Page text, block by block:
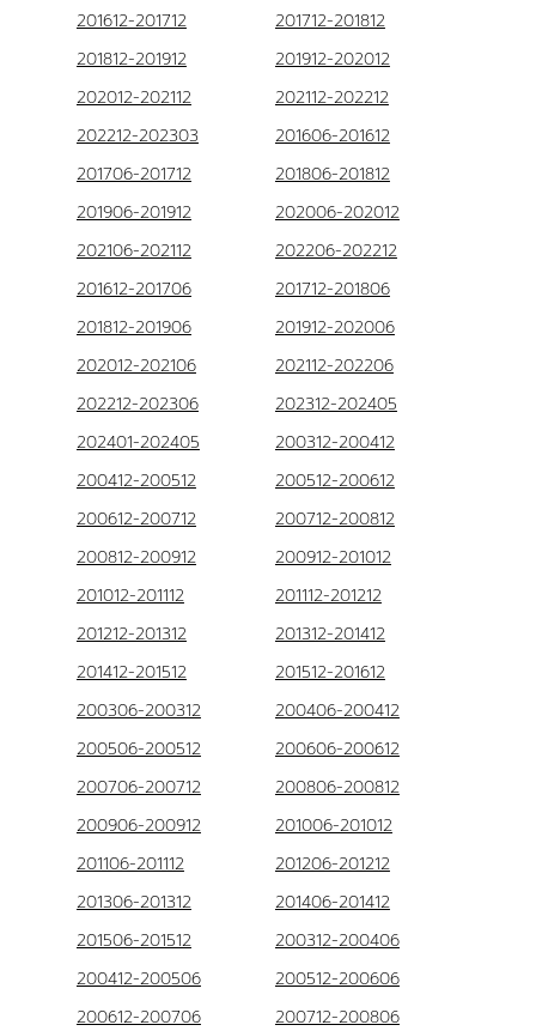
201612-201712
201712-201812
201812-201912
201912-202012
202012-202112
202112-202212
202212-202303
201606-201612
201706-201712
201806-201812
201906-201912
202006-202012
202106-202112
202206-202212
201612-201706
201712-201806
201812-201906
201912-202006
202012-202106
202112-202206
202212-202306
202312-202405
202401-202405
200312-200412
200412-200512
200512-200612
200612-200712
200712-200812
200812-200912
200912-201012
201012-201112
201112-201212
201212-201312
201312-201412
201412-201512
201512-201612
200306-200312
200406-200412
200506-200512
200606-200612
200706-200712
200806-200812
200906-200912
201006-201012
201106-201112
201206-201212
201306-201312
201406-201412
201506-201512
200312-200406
200412-200506
200512-200606
200612-200706
200712-200806